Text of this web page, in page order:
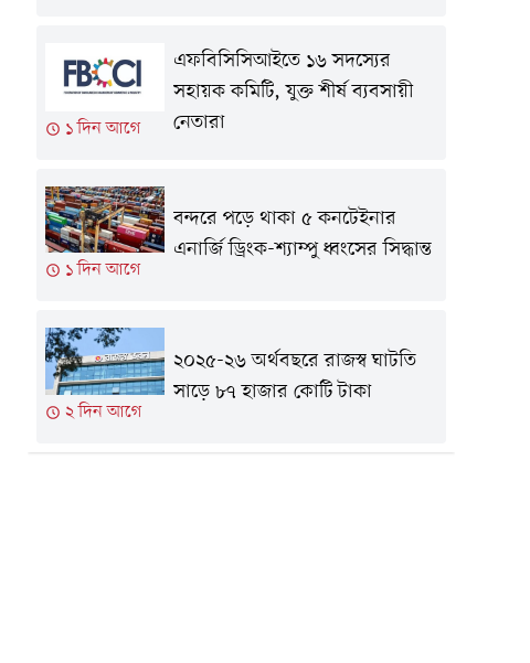
১ দিন আগে
এফবিসিসিআইতে ১৬ সদস্যের
সহায়ক কমিটি, যুক্ত শীর্ষ ব্যবসায়ী
নেতারা
১ দিন আগে
বন্দরে পড়ে থাকা ৫ কনটেইনার
এনার্জি ড্রিংক-শ্যাম্পু ধ্বংসের সিদ্ধান্ত
২ দিন আগে
২০২৫-২৬ অর্থবছরে রাজস্ব ঘাটতি
সাড়ে ৮৭ হাজার কোটি টাকা